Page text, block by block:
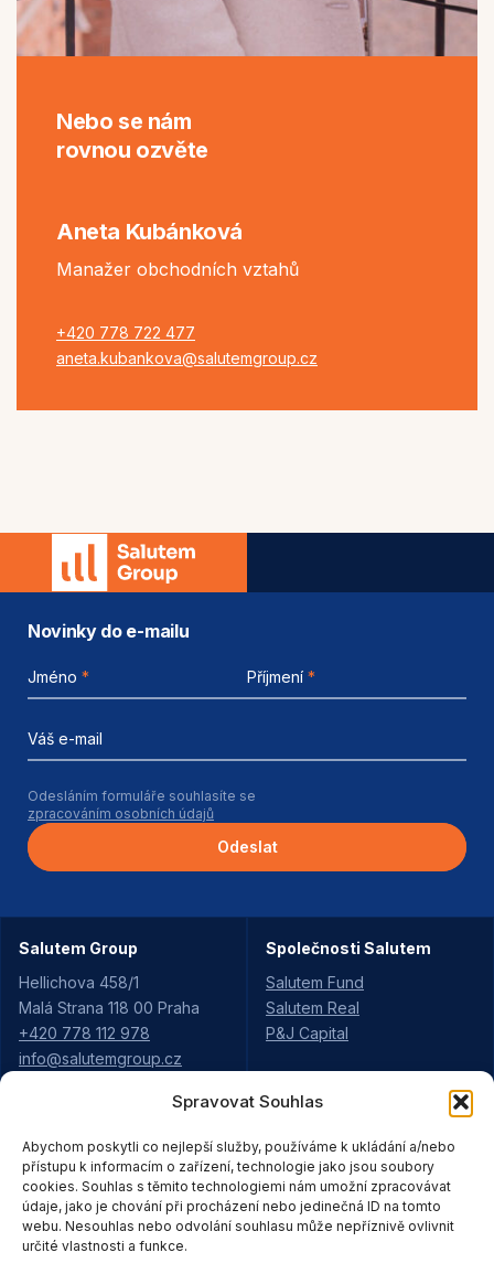
Spravovat Souhlas
Abychom poskytli co nejlepší služby, používáme k ukládání a/nebo
přístupu k informacím o zařízení, technologie jako jsou soubory
cookies. Souhlas s těmito technologiemi nám umožní zpracovávat
údaje, jako je chování při procházení nebo jedinečná ID na tomto
webu. Nesouhlas nebo odvolání souhlasu může nepříznivě ovlivnit
určité vlastnosti a funkce.
Nebo se nám
rovnou ozvěte
Aneta Kubánková
Manažer obchodních vztahů
+420 778 722 477
aneta.kubankova@salutemgroup.cz
Novinky do e-mailu
Jméno * Příjmení *
Váš e-mail
Odesláním formuláře souhlasíte se
zpracováním osobních údajů
Odeslat
Salutem Group
Hellichova 458/1
Malá Strana 118 00 Praha
+420 778 112 978
info@salutemgroup.cz
Společnosti Salutem
Salutem Fund
Salutem Real
P&J Capital
Kariéra
Pro partnery
Strategie
Ke stažení
Kontakty
Údolí Rejhotice
Pod Vyhlídkou
Moravská Třebová
Purkyňova Ústí